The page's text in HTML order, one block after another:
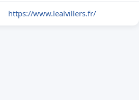
https://www.lealvillers.fr/